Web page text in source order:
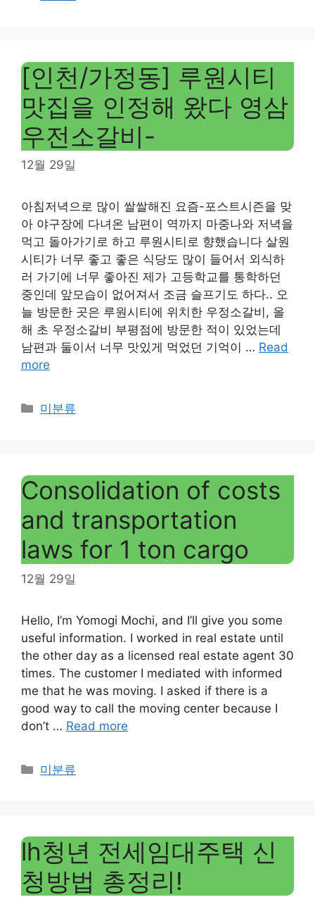
[인천/가정동] 루원시티
맛집을 인정해 왔다 영삼
우전소갈비-
12월 29일
아침저녁으로 많이 쌀쌀해진 요즘-포스트시즌을 맞
아 야구장에 다녀온 남편이 역까지 마중나와 저녁을
먹고 돌아가기로 하고 루원시티로 향했습니다 살원
시티가 너무 좋고 좋은 식당도 많이 들어서 외식하
러 가기에 너무 좋아진 제가 고등학교를 통학하던
중인데 앞모습이 없어져서 조금 슬프기도 하다.. 오
늘 방문한 곳은 루원시티에 위치한 우정소갈비, 올
해 초 우정소갈비 부평점에 방문한 적이 있었는데
남편과 둘이서 너무 맛있게 먹었던 기억이 … Read
more
Categories
미분류
Consolidation of costs
and transportation
laws for 1 ton cargo
12월 29일
Hello, I’m Yomogi Mochi, and I’ll give you some
useful information. I worked in real estate until
the other day as a licensed real estate agent 30
times. The customer I mediated with informed
me that he was moving. I asked if there is a
good way to call the moving center because I
don’t … Read more
Categories
미분류
lh청년 전세임대주택 신
청방법 총정리!